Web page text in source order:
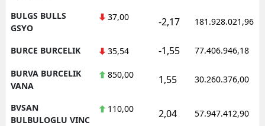
BULGS BULLS
GSYO
37,00 -2,17 181.928.021,96
BURCE BURCELIK 35,54 -1,55 77.406.946,18
BURVA BURCELIK
VANA
850,00 1,55 30.260.376,00
BVSAN
BULBULOGLU VINC
110,00 2,04 57.947.412,90